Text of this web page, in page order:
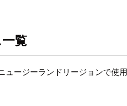
覧
ュージーランドリージョンで使